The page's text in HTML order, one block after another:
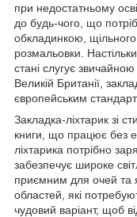
при недостатньому
до будь-чого, що
обкладинкою,
розмальовки.
стані слугує
Великій Британії,
європейським
Закладка-ліхтарик зі
книги, що працює без
ліхтарика потрібно
забезпечує широке
приємним для очей та
областей, які
чудовий варіант, щоб